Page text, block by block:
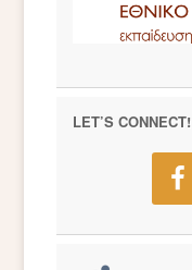
LET’S CONNECT!